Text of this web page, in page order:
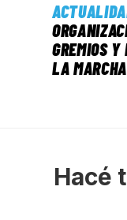
GREMIOS Y
LA
Hacé